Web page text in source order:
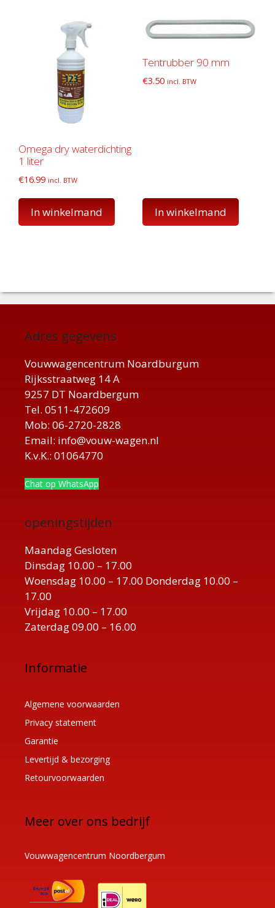
Omega dry waterdichting
1 liter
€16.99 incl. BTW
In winkelmand
Tentrubber 90 mm
€3.50 incl. BTW
In winkelmand
Adres gegevens
Vouwwagencentrum Noardburgum
Rijksstraatweg 14 A
9257 DT Noardbergum
Tel. 0511-472609
Mob: 06-2720-2828
Email: info@vouw-wagen.nl
K.v.K.: 01064770
Chat op WhatsApp
openingstijden
Maandag Gesloten
Dinsdag 10.00 – 17.00
Woensdag 10.00 – 17.00 Donderdag 10.00 –
17.00
Vrijdag 10.00 – 17.00
Zaterdag 09.00 – 16.00
Informatie
Algemene voorwaarden
Privacy statement
Garantie
Levertijd & bezorging
Retourvoorwaarden
Meer over ons bedrijf
Vouwwagencentrum Noordbergum